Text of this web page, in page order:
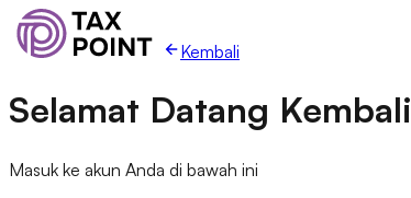
Kembali
Selamat Datang Kembali
Masuk ke akun Anda di bawah ini